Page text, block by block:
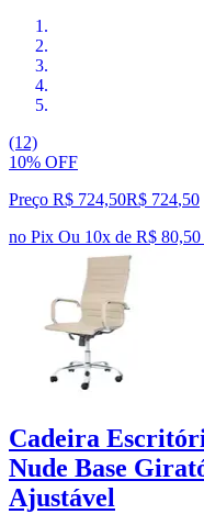
(12)
10% OFF
Preço R$ 724,50R$ 724,50
no Pix Ou 10x de R$ 80,50
Cadeira
Nude Base
Ajustável